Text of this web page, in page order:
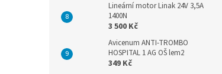
Lineární motor Linak 24V 3,5A
1400N
3 500 Kč
Avicenum ANTI-TROMBO
HOSPITAL 1 AG OŠ lem2
349 Kč